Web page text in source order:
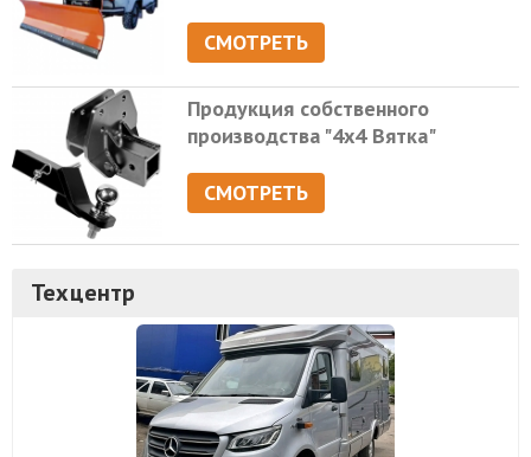
СМОТРЕТЬ
Продукция собственного
производства "4х4 Вятка"
СМОТРЕТЬ
Техцентр